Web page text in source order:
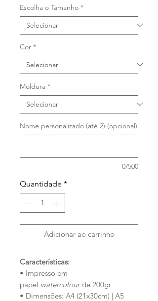
Escolha o Tamanho *
Cor *
Moldura *
Nome personalizado (até 2) (opcional)
0/500
Quantidade *
Adicionar ao carrinho
Características:
• Impresso em
papel watercolourde 200gr
• Dimensões: A4 (21x30cm) | A5